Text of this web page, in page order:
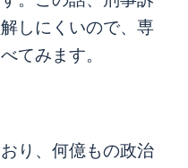
しにくいので、専
てみます。
り、何億もの政治